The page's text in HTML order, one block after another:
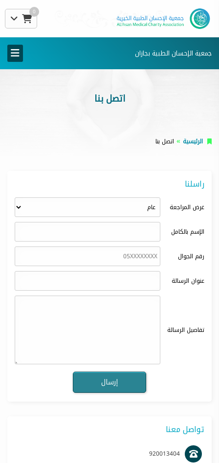
0
جمعية الإحسان الطبية بجازان
اتصل بنا
الرئيسية اتصل بنا
راسلنا
غرض المراجعة
الإسم بالكامل
رقم الجوال
عنوان الرسالة
تفاصيل الرسالة
تواصل معنا
920013404